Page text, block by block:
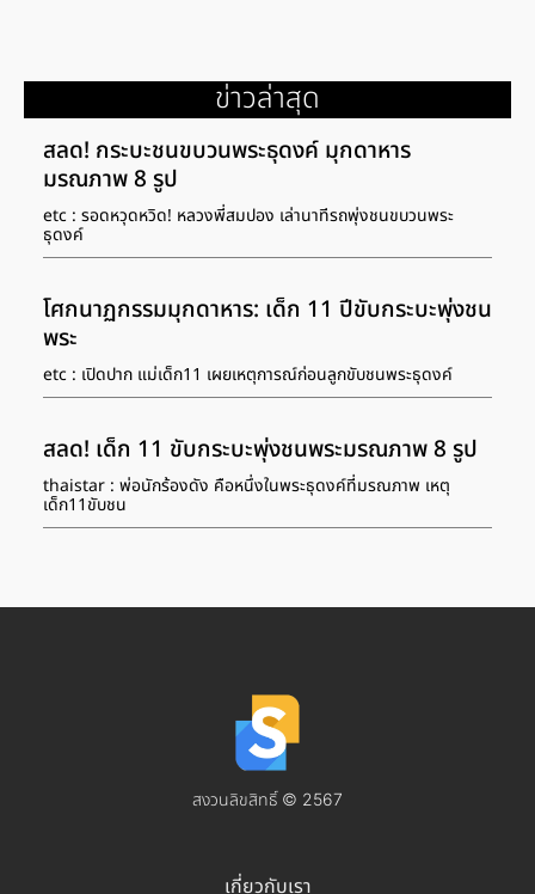
ศักดิ์ศรีพวกเอ็งก็ยิ่งทำอะไรประหลาดๆกับแบงค์จนเลยเถิดวันนี้น้อง
มันตุยเพราะคอนเทนต์ขยะของพวกคุณ วันนี้ไม่ได้แค่น้องที่ตุยแต่เห
มือนตุยทั้งครอบครัวเพราะแบงค์เป็นเรี่ยวแรงหลักของบ้าน ผมจะ
คอยดูว่าพวกคุณจะดูแลครอบครัวน้องหรือรับผิดชอบกับเรื่องนี้ยังไง
ถ้าตอนทำคอนเทนต์แย่งกันทำสนุกสนานแต่ตอนรับผิดชอบไม่เห็นหัว
ใครซักคน ฝากช่วยกันบอกไปถึงญาติน้องด้วยถ้าพวกนี้เงียบแล้ว
ต้องการเอาเรื่องบอกผมได้เลยผมพร้อมช่วย งานนี้ ชาวเน็ตก็ได้เข้า
มาคอมเมนต์เพียบ เรียบเรียง news.in.th เรียบเรียง news.in.th
ข่าวล่าสุด
สลด! กระบะชนขบวนพระธุดงค์ มุกดาหาร
มรณภาพ 8 รูป
etc : รอดหวุดหวิด! หลวงพี่สมปอง เล่านาทีรถพุ่งชนขบวนพระ
ธุดงค์
โศกนาฏกรรมมุกดาหาร: เด็ก 11 ปีขับกระบะพุ่งชน
พระ
etc : เปิดปาก แม่เด็ก11 เผยเหตุการณ์ก่อนลูกขับชนพระธุดงค์
สลด! เด็ก 11 ขับกระบะพุ่งชนพระมรณภาพ 8 รูป
thaistar : พ่อนักร้องดัง คือหนึ่งในพระธุดงค์ที่มรณภาพ เหตุ
เด็ก11ขับชน
สงวนลิขสิทธิ์ © 2567
เกี่ยวกับเรา